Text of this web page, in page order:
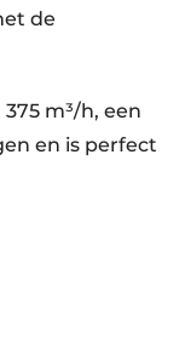
de
m³/h, een
en is perfect